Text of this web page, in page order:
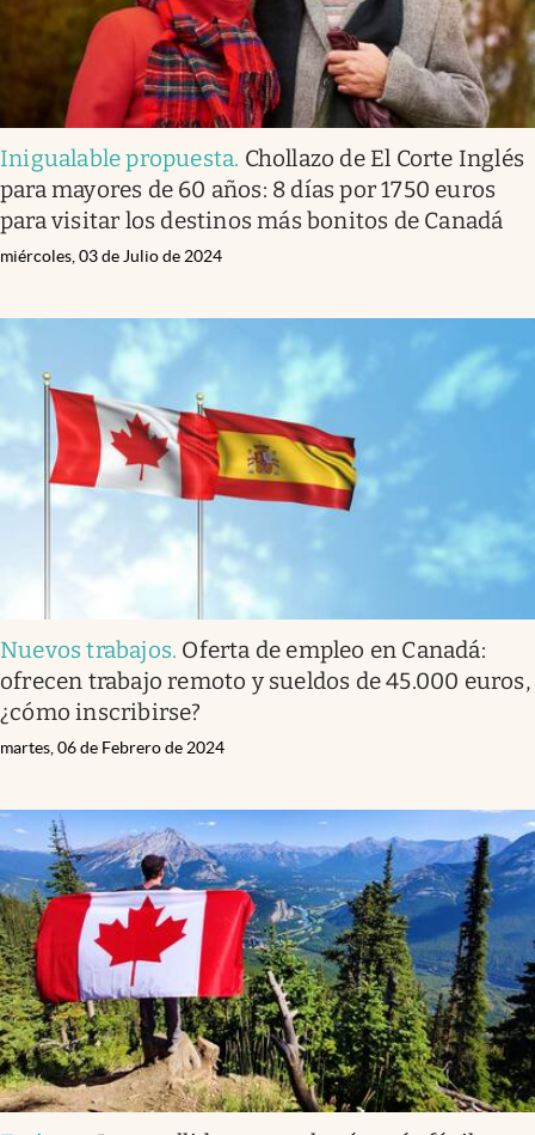
Inigualable propuesta. Chollazo de El Corte Inglés
para mayores de 60 años: 8 días por 1750 euros
para visitar los destinos más bonitos de Canadá
miércoles, 03 de Julio de 2024
Nuevos trabajos. Oferta de empleo en Canadá:
ofrecen trabajo remoto y sueldos de 45.000 euros,
¿cómo inscribirse?
martes, 06 de Febrero de 2024